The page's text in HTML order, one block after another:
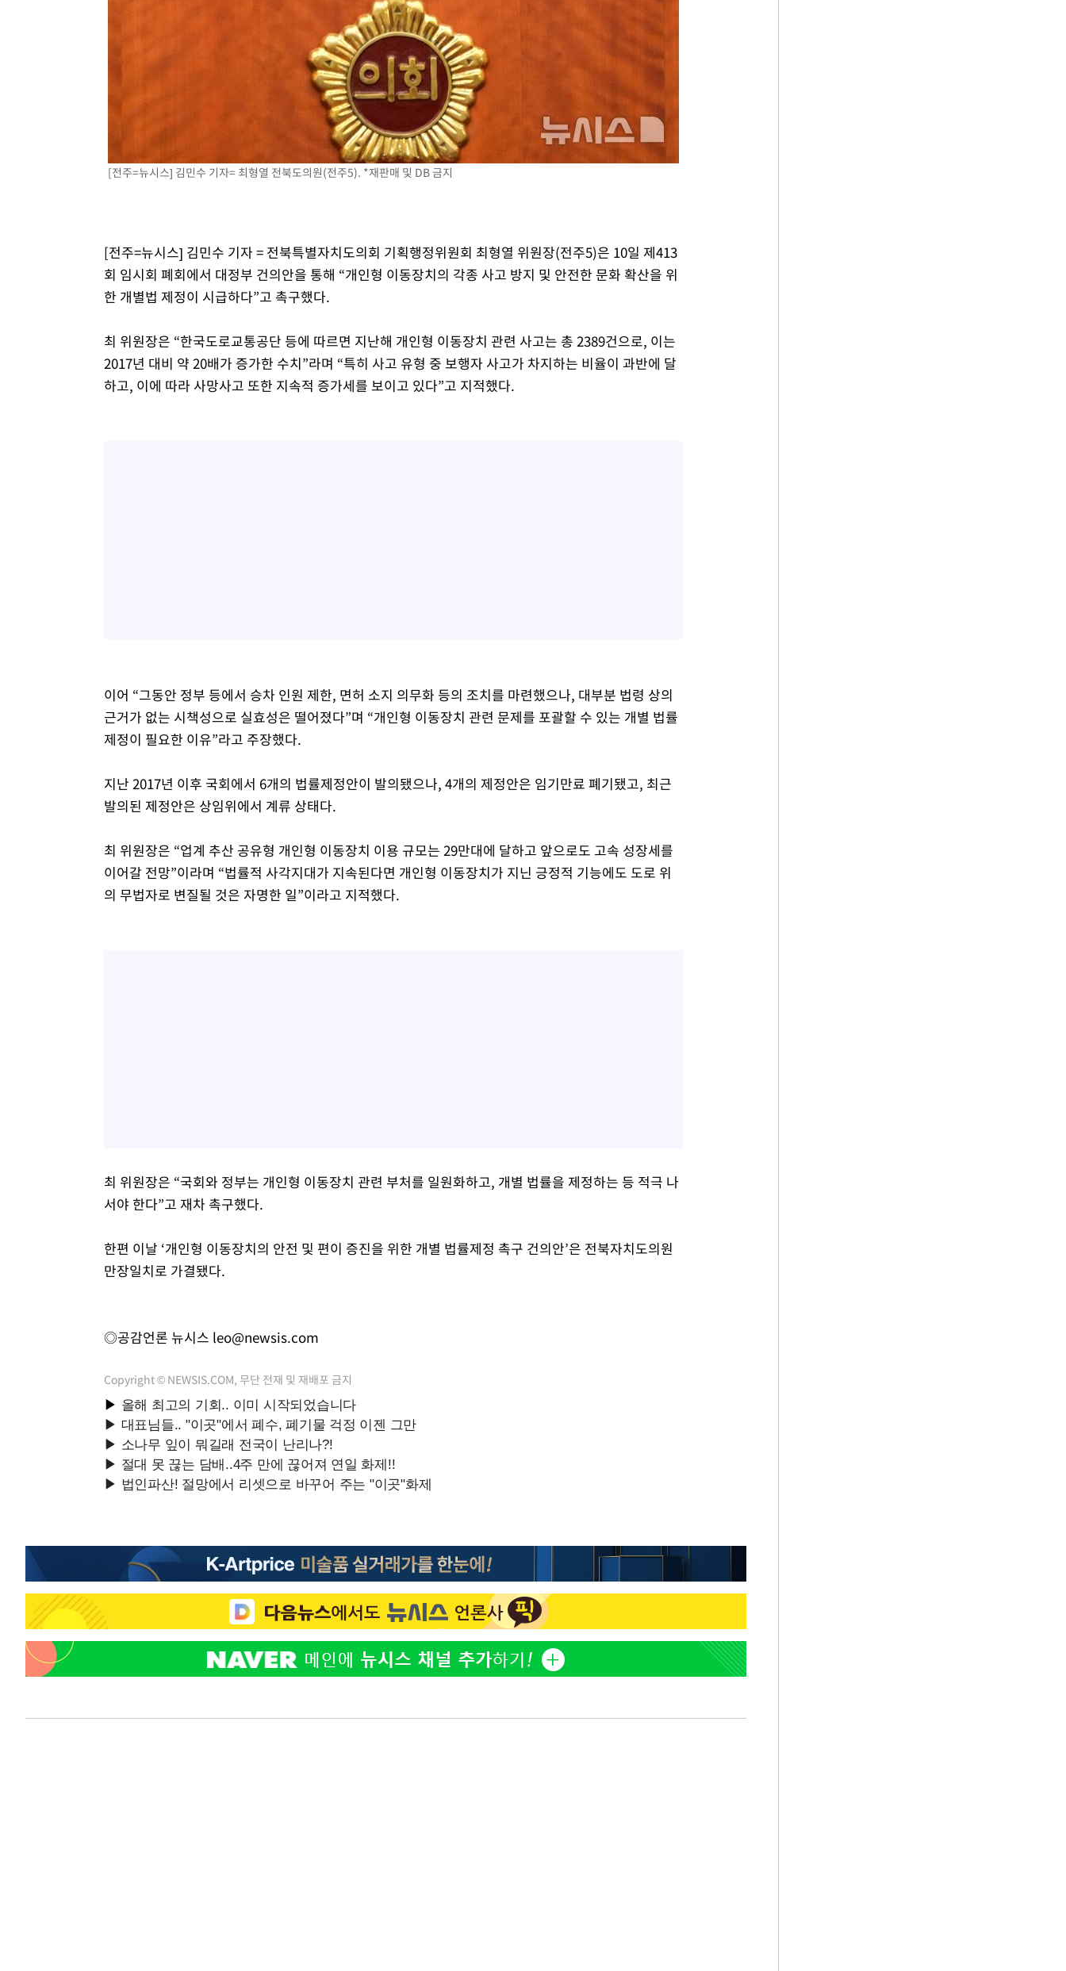
'최고 37도' 폭염 지속…강원동해안 최대 150㎜ 비
[속보]뉴욕증시 상승 마감…S&P 0.6% 나스닥 1.3%↑
[전주=뉴시스] 김민수 기자= 최형열 전북도의원(전주5). *재판매 및 DB 금지
[전주=뉴시스] 김민수 기자 = 전북특별자치도의회 기획행정위원회 최형열 위원장(전주5)은 10일 제413
회 임시회 폐회에서 대정부 건의안을 통해 “개인형 이동장치의 각종 사고 방지 및 안전한 문화 확산을 위
한 개별법 제정이 시급하다”고 촉구했다.
최 위원장은 “한국도로교통공단 등에 따르면 지난해 개인형 이동장치 관련 사고는 총 2389건으로, 이는
2017년 대비 약 20배가 증가한 수치”라며 “특히 사고 유형 중 보행자 사고가 차지하는 비율이 과반에 달
하고, 이에 따라 사망사고 또한 지속적 증가세를 보이고 있다”고 지적했다.
이어 “그동안 정부 등에서 승차 인원 제한, 면허 소지 의무화 등의 조치를 마련했으나, 대부분 법령 상의
근거가 없는 시책성으로 실효성은 떨어졌다”며 “개인형 이동장치 관련 문제를 포괄할 수 있는 개별 법률
제정이 필요한 이유”라고 주장했다.
지난 2017년 이후 국회에서 6개의 법률제정안이 발의됐으나, 4개의 제정안은 임기만료 폐기됐고, 최근
발의된 제정안은 상임위에서 계류 상태다.
최 위원장은 “업계 추산 공유형 개인형 이동장치 이용 규모는 29만대에 달하고 앞으로도 고속 성장세를
이어갈 전망”이라며 “법률적 사각지대가 지속된다면 개인형 이동장치가 지닌 긍정적 기능에도 도로 위
의 무법자로 변질될 것은 자명한 일”이라고 지적했다.
최 위원장은 “국회와 정부는 개인형 이동장치 관련 부처를 일원화하고, 개별 법률을 제정하는 등 적극 나
서야 한다”고 재차 촉구했다.
한편 이날 ‘개인형 이동장치의 안전 및 편이 증진을 위한 개별 법률제정 촉구 건의안’은 전북자치도의원
만장일치로 가결됐다.
◎공감언론 뉴시스 leo@newsis.com
Copyright © NEWSIS.COM, 무단 전재 및 재배포 금지